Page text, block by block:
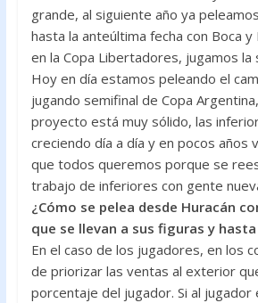
grande, al siguiente año ya
hasta la anteúltima fecha con Boca y
en la Copa Libertadores, jugamos la
Hoy en día estamos peleando el
jugando semifinal de Copa
proyecto está muy sólido, las
creciendo día a día y en pocos años
que todos queremos porque se
trabajo de inferiores con gente
¿Cómo se pelea desde Huracán
que se llevan a sus figuras y
En el caso de los jugadores, en los
de priorizar las ventas al exterior
porcentaje del jugador. Si al